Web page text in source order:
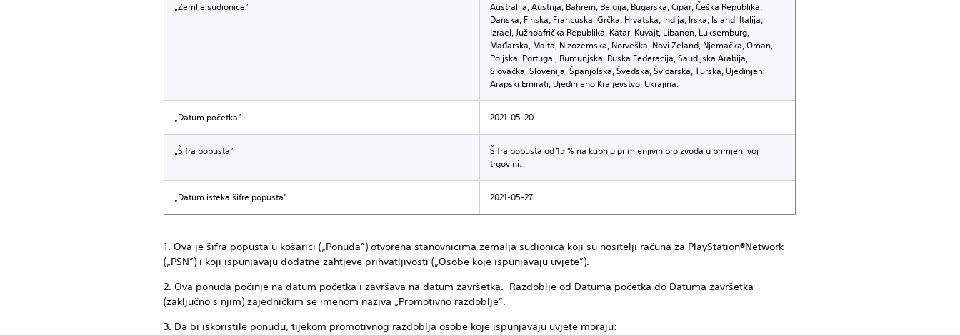
„Zemlje sudionice”
Australija, Austrija, Bahrein, Belgija, Bugarska, Cipar, Češka Republika,
Danska, Finska, Francuska, Grčka, Hrvatska, Indija, Irska, Island, Italija,
Izrael, Južnoafrička Republika, Katar, Kuvajt, Libanon, Luksemburg,
Mađarska, Malta, Nizozemska, Norveška, Novi Zeland, Njemačka, Oman,
Poljska, Portugal, Rumunjska, Ruska Federacija, Saudijska Arabija,
Slovačka, Slovenija, Španjolska, Švedska, Švicarska, Turska, Ujedinjeni
Arapski Emirati, Ujedinjeno Kraljevstvo, Ukrajina.
„Datum početka” 2021-05-20.
„Šifra popusta”
Šifra popusta od 15 % na kupnju primjenjivih proizvoda u primjenjivoj
trgovini.
„Datum isteka šifre popusta” 2021-05-27.
1. Ova je šifra popusta u košarici („Ponuda”) otvorena stanovnicima zemalja sudionica koji su nositelji računa za PlayStation®Network
(„PSN”) i koji ispunjavaju dodatne zahtjeve prihvatljivosti („Osobe koje ispunjavaju uvjete”).
2. Ova ponuda počinje na datum početka i završava na datum završetka. Razdoblje od Datuma početka do Datuma završetka
(zaključno s njim) zajedničkim se imenom naziva „Promotivno razdoblje”.
3. Da bi iskoristile ponudu, tijekom promotivnog razdoblja osobe koje ispunjavaju uvjete moraju: